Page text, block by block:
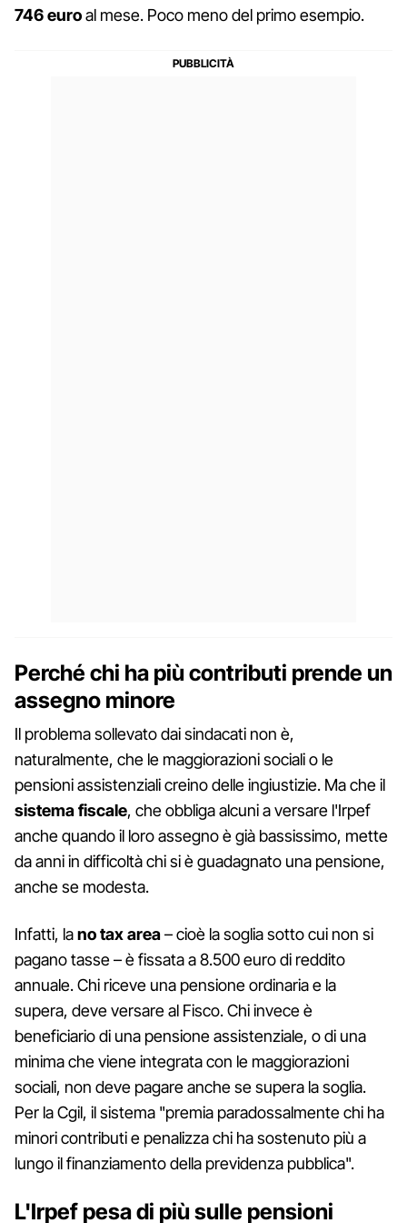
746 euroal mese. Poco meno del primo esempio.
Perché chi ha più contributi prende un
assegno minore
Il problema sollevato dai sindacati non è,
naturalmente, che le maggiorazioni sociali o le
pensioni assistenziali creino delle ingiustizie. Ma che il
sistema fiscale, che obbliga alcuni a versare l'Irpef
anche quando il loro assegno è già bassissimo, mette
da anni in difficoltà chi si è guadagnato una pensione,
anche se modesta.
Infatti, lano tax area– cioè la soglia sotto cui non si
pagano tasse – è fissata a 8.500 euro di reddito
annuale. Chi riceve una pensione ordinaria e la
supera, deve versare al Fisco. Chi invece è
beneficiario di una pensione assistenziale, o di una
minima che viene integrata con le maggiorazioni
sociali, non deve pagare anche se supera la soglia.
Per la Cgil, il sistema "premia paradossalmente chi ha
minori contributi e penalizza chi ha sostenuto più a
lungo il finanziamento della previdenza pubblica".
L'Irpef pesa di più sulle pensioni